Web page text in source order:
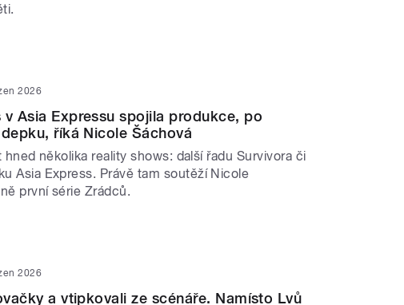
2026
v Asia Expressu spojila produkce, po
říká Nicole Šáchová
několika reality shows: další řadu Survivora či
Asia Express. Právě tam soutěží Nicole
první série Zrádců.
2026
a vtipkovali ze scénáře. Namísto Lvů